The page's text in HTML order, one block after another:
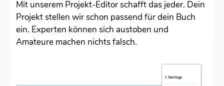
Mit unserem Projekt-Editor schafft das jeder. Dein
Projekt stellen wir schon passend für dein Buch
ein. Experten können sich austoben und
Amateure machen nichts falsch.